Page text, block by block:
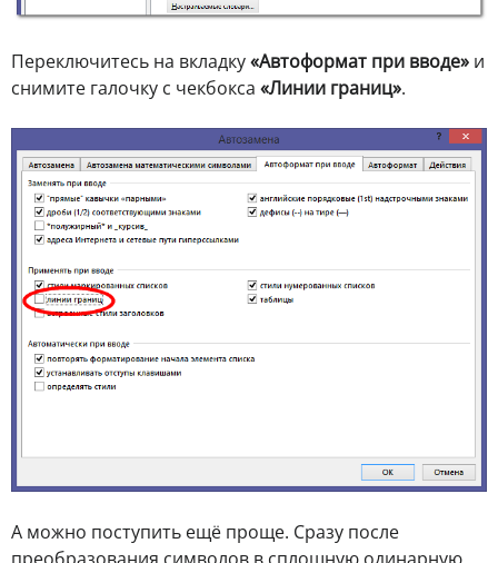
Переключитесь на вкладку«Автоформат при вводе» и
снимите галочку с чекбокса «Линии границ».
А можно поступить ещё проще. Сразу после